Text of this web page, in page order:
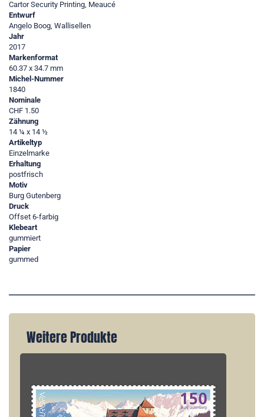
Cartor Security Printing, Meaucé
Entwurf
Angelo Boog, Wallisellen
Jahr
2017
Markenformat
60.37 x 34.7 mm
Michel-Nummer
1840
Nominale
CHF 1.50
Zähnung
14 ¼ x 14 ½
Artikeltyp
Einzelmarke
Erhaltung
postfrisch
Motiv
Burg Gutenberg
Druck
Offset 6-farbig
Klebeart
gummiert
Papier
gummed
Weitere Produkte